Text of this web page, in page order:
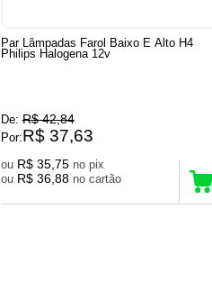
Par Lâmpadas Farol Baixo E Alto H4
Philips Halogena 12v
De: R$ 42,84
Por:R$ 37,63
ou R$ 35,75
no pix
ou R$ 36,88 no cartão